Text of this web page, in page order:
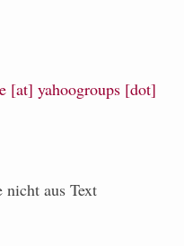
[at] yahoogroups [dot]
aus Text